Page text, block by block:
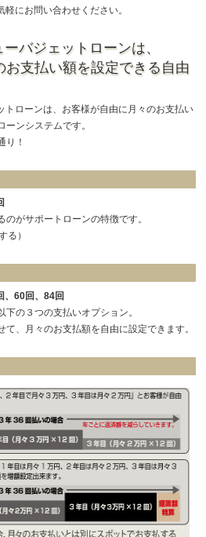
にお問い合わせください。
バジェットローンは、
お支払い額を設定できる自由
トローンは、お客様が自由に月々のお支払い
ンシステムです。
り！
がサポートローンの特徴です。
る）
、60回、84回
の３つの支払いオプション。
、月々のお支払額を自由に設定できます。